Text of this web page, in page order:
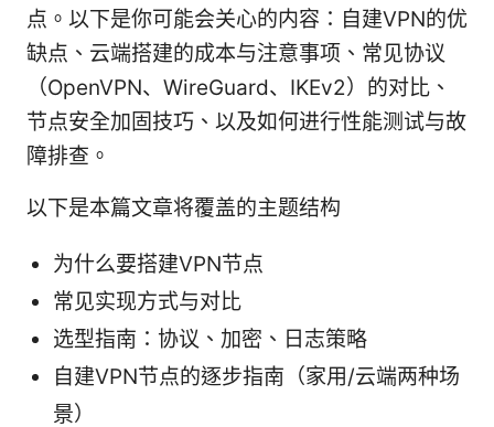
点。以下是你可能会关心的内容：自建VPN的优
缺点、云端搭建的成本与注意事项、常见协议
（OpenVPN、WireGuard、IKEv2）的对比、
节点安全加固技巧、以及如何进行性能测试与故
障排查。
以下是本篇文章将覆盖的主题结构
为什么要搭建VPN节点
常见实现方式与对比
选型指南：协议、加密、日志策略
自建VPN节点的逐步指南（家用/云端两种场
景）